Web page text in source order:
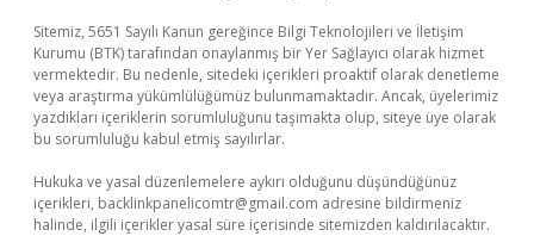
Sitemiz, 5651 Sayılı Kanun gereğince Bilgi Teknolojileri ve İletişim
Kurumu (BTK) tarafından onaylanmış bir Yer Sağlayıcı olarak hizmet
vermektedir. Bu nedenle, sitedeki içerikleri proaktif olarak denetleme
veya araştırma yükümlülüğümüz bulunmamaktadır. Ancak, üyelerimiz
yazdıkları içeriklerin sorumluluğunu taşımakta olup, siteye üye olarak
bu sorumluluğu kabul etmiş sayılırlar.
Hukuka ve yasal düzenlemelere aykırı olduğunu düşündüğünüz
içerikleri, backlinkpanelicomtr@gmail.com adresine bildirmeniz
halinde, ilgili içerikler yasal süre içerisinde sitemizden kaldırılacaktır.